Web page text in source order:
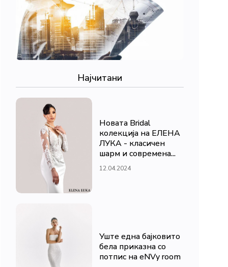
Најчитани
Новата Bridal
колекција на ЕЛЕНА
ЛУКА - класичен
шарм и современа...
12.04.2024
Уште една бајковито
бела приказна со
потпис на eNVy room